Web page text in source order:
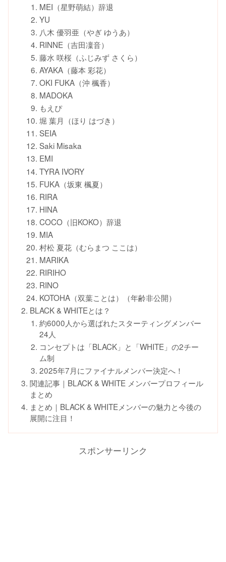
MEI（星野萌結）辞退
YU
八木 優羽亜（やぎ ゆうあ）
RINNE（吉田凜音）
藤水 咲桜（ふじみず さくら）
AYAKA（藤本 彩花）
OKI FUKA（沖 楓香）
MADOKA
もえぴ
堀 葉月（ほり はづき）
SEIA
Saki Misaka
EMI
TYRA IVORY
FUKA（坂東 楓夏）
RIRA
HINA
COCO（旧KOKO）辞退
MIA
村松 夏花（むらまつ ここは）
MARIKA
RIRIHO
RINO
KOTOHA（双葉ことは）（年齢非公開）
BLACK & WHITEとは？
約6000人から選ばれたスターティングメンバー
24人
コンセプトは「BLACK」と「WHITE」の2チー
ム制
2025年7月にファイナルメンバー決定へ！
関連記事｜BLACK & WHITE メンバープロフィール
まとめ
まとめ｜BLACK & WHITEメンバーの魅力と今後の
展開に注目！
スポンサーリンク